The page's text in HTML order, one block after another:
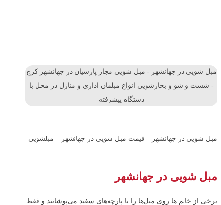
مبل شویی در جهانشهر - مبل شویی مجاز پارسیان در جهانشهر کرج
- شست و شو و بخارشویی انواع مبلمان اداری و منازل در محل با
دستگاه پیشرفته
مبل شویی در جهانشهر – قیمت مبل شویی در جهانشهر – مبلشویی
–
مبل شویی در جهانشهر
برخی از خانم ها روی مبل‌‌ها را با پارچه‌‌های سفید می‌‌پوشانند و فقط